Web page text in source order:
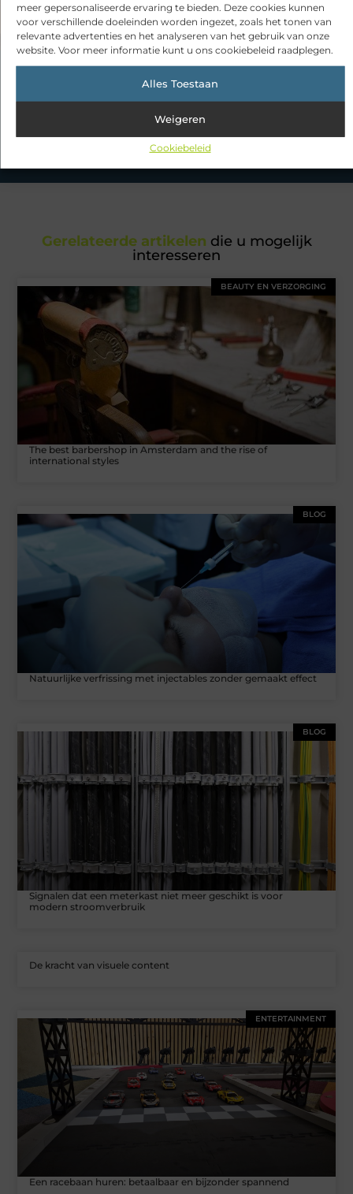
meer gepersonaliseerde ervaring te bieden. Deze cookies kunnen
voor verschillende doeleinden worden ingezet, zoals het tonen van
relevante advertenties en het analyseren van het gebruik van onze
website. Voor meer informatie kunt u ons cookiebeleid raadplegen.
Alles Toestaan
Weigeren
Cookiebeleid
Had je deze artikelen al bekeken?
petto hebben en mis onze artikelen niet. Duik in diverse
onderwerpen en blijf op de hoogte!
Gerelateerde artikelen die u mogelijk
interesseren
BEAUTY EN VERZORGING
The best barbershop in Amsterdam and the rise of
international styles
BLOG
Natuurlijke verfrissing met injectables zonder gemaakt effect
BLOG
Signalen dat een meterkast niet meer geschikt is voor
modern stroomverbruik
De kracht van visuele content
ENTERTAINMENT
Een racebaan huren: betaalbaar en bijzonder spannend